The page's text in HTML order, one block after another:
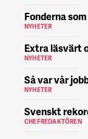
Fonderna
NYHETER
Extra läsvärt
NYHETER
Så var vår
NYHETER
Svenskt
CHEFREDAKTÖREN